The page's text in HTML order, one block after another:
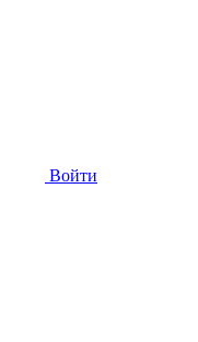
Войти